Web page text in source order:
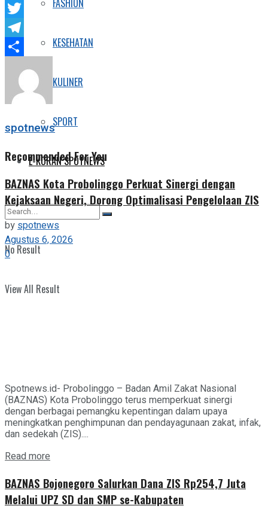
FASHION
KESEHATAN
KULINER
SPORT
E-KORAN SPOTNEWS
No Result
View All Result
Facebook
Twitter
Telegram
Share
spotnews
Recommended For You
BAZNAS Kota Probolinggo Perkuat Sinergi dengan
Kejaksaan Negeri, Dorong Optimalisasi Pengelolaan ZIS
byspotnews
Agustus 6, 2026
0
Spotnews.id- Probolinggo – Badan Amil Zakat Nasional
(BAZNAS) Kota Probolinggo terus memperkuat sinergi
dengan berbagai pemangku kepentingan dalam upaya
meningkatkan penghimpunan dan pendayagunaan zakat, infak,
dan sedekah (ZIS)....
Read more
BAZNAS Bojonegoro Salurkan Dana ZIS Rp254,7 Juta
Melalui UPZ SD dan SMP se-Kabupaten